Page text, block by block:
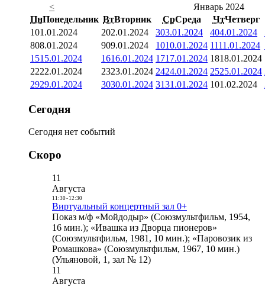
<
Январь 2024
ПнПонедельник ВтВторник СрСреда ЧтЧетверг
101.01.2024 202.01.2024 303.01.2024 404.01.2024
808.01.2024 909.01.2024 1010.01.2024 1111.01.2024
1515.01.2024 1616.01.2024 1717.01.2024 1818.01.2024
2222.01.2024 2323.01.2024 2424.01.2024 2525.01.2024
2929.01.2024 3030.01.2024 3131.01.2024 101.02.2024
Сегодня
Сегодня нет событий
Скоро
11
Августа
11:30- 12:30
Виртуальный концертный зал 0+
Показ м/ф «Мойдодыр» (Союзмультфильм, 1954,
16 мин.); «Ивашка из Дворца пионеров»
(Союзмультфильм, 1981, 10 мин.); «Паровозик из
Ромашкова» (Союзмультфильм, 1967, 10 мин.)
(Ульяновой, 1, зал № 12)
11
Августа